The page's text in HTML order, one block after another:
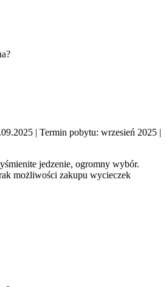
| Termin pobytu: wrzesień 2025 |
jedzenie, ogromny wybór.
możliwości zakupu wycieczek